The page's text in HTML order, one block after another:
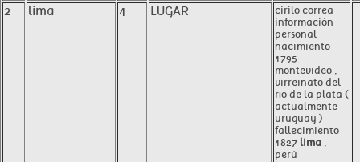
2 lima 4 LUGAR
cirilo correa
información
personal
nacimiento
1795
montevideo ,
virreinato del
río de la plata (
actualmente
uruguay )
fallecimiento
1827 lima ,
perú